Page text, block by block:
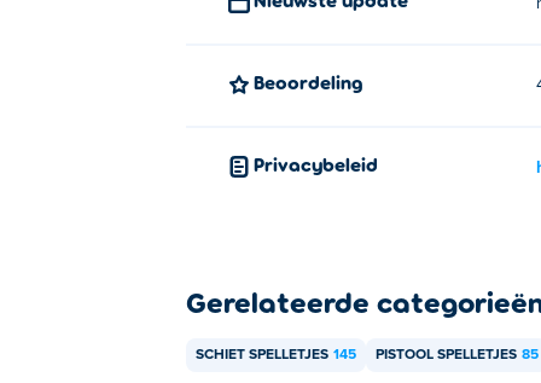
Beoordeling
Privacybeleid
Gerelateerde
SCHIET SPELLETJES 145 PISTOOL SPELLETJES 85